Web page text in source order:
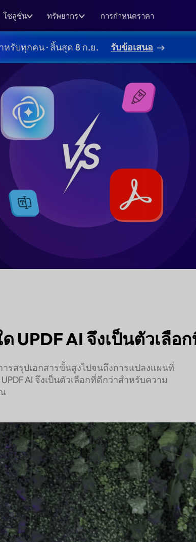
โซลูชั่น ทรัพยากร การกำหนดราคา
หรับทุกคน · สิ้นสุด 8 ก.ย. รับข้อเสนอ
UPDF AI จึงเป็นตัวเลือ
รสรุปเอกสารขั้นสูงไปจนถึงการแปลงแผนที่
AI จึงเป็นตัวเลือกที่ดีกว่าสำหรับความ